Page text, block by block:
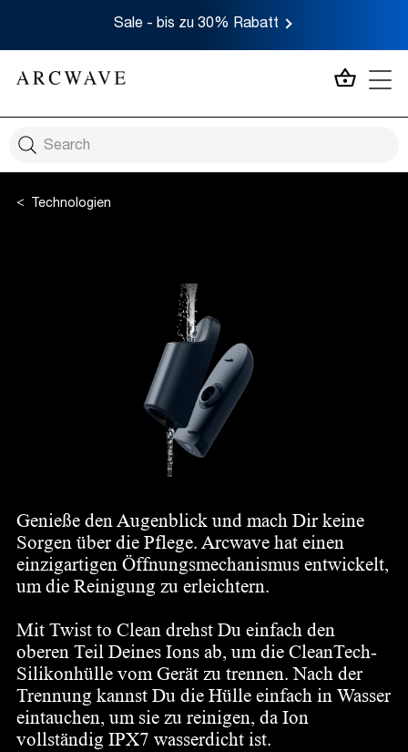
Sale - bis zu 30% Rabatt
MEIN
Technologien
Genieße den Augenblick und mach Dir keine
Sorgen über die Pflege. Arcwave hat einen
einzigartigen Öffnungsmechanismus entwickelt,
um die Reinigung zu erleichtern.
Mit Twist to Clean drehst Du einfach den
oberen Teil Deines Ions ab, um die CleanTech-
Silikonhülle vom Gerät zu trennen. Nach der
Trennung kannst Du die Hülle einfach in Wasser
eintauchen, um sie zu reinigen, da Ion
vollständig IPX7 wasserdicht ist.